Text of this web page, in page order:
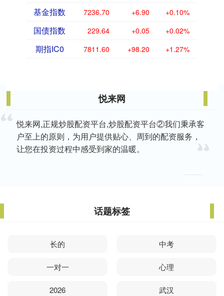
基金指数 7236.70 +6.90 +0.10%
国债指数 229.64 +0.05 +0.02%
期指IC0 7811.60 +98.20 +1.27%
悦来网
悦来网,正规炒股配资平台,炒股配资平台②我们秉承客
户至上的原则，为用户提供贴心、周到的配资服务，
让您在投资过程中感受到家的温暖。
话题标签
长的 中考
一对一 心理
2026 武汉